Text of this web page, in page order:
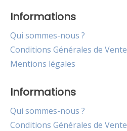
Informations
Qui sommes-nous ?
Conditions Générales de Vente
Mentions légales
Informations
Qui sommes-nous ?
Conditions Générales de Vente